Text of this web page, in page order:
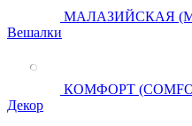
МАЛАЗИЙСКАЯ
Вешалки
КОМФОРТ
Декор